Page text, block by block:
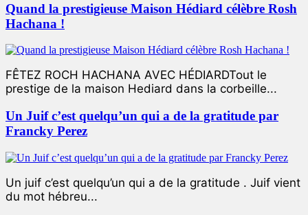
Quand la prestigieuse Maison Hédiard célèbre Rosh
Hachana !
FÊTEZ ROCH HACHANA AVEC HÉDIARDTout le
prestige de la maison Hediard dans la corbeille...
Un Juif c’est quelqu’un qui a de la gratitude par
Francky Perez
Un juif c’est quelqu’un qui a de la gratitude . Juif vient
du mot hébreu...